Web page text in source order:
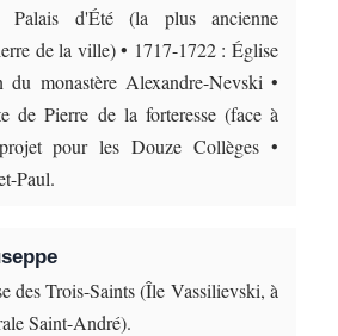
d'Été (la plus ancienne
de la ville) • 1717-1722 : Église
monastère Alexandre-Nevski •
de Pierre de la forteresse (face à
pour les Douze Collèges •
Paul.
des Trois-Saints (Île Vassilievski, à
Saint-André).